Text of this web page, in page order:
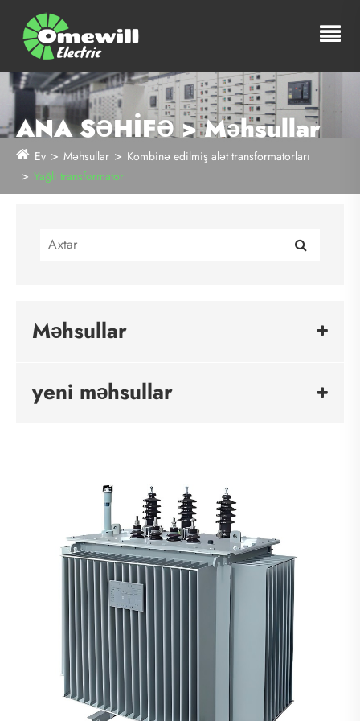
ANA SƏHİFƏ > Məhsullar
Ev Məhsullar
Kombinə edilmiş alət transformatorları
Yağlı transformator
Məhsullar
yeni məhsullar